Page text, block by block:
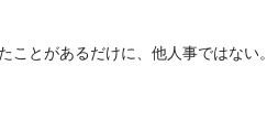
とがあるだけに、他人事ではない。